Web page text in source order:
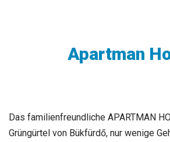
Apartman
Das familienfreundliche APARTMAN
Grüngürtel von Bükfürdő, nur wenige